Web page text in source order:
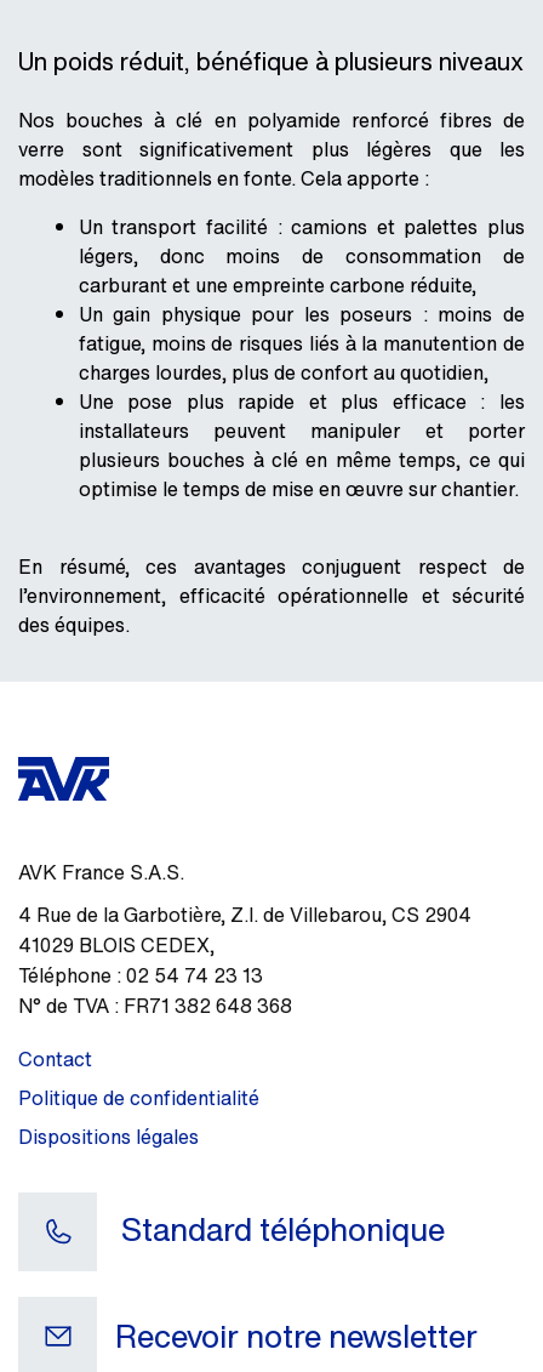
Un poids réduit, bénéfique à plusieurs niveaux
Nos bouches à clé en polyamide renforcé fibres de
verre sont significativement plus légères que les
modèles traditionnels en fonte. Cela apporte :
Untransport facilité: camions et palettes plus
légers, donc moins de consommation de
carburant et une empreinte carbone réduite,
Ungain physique pour les poseurs : moins de
fatigue, moins de risques liés à la manutention de
charges lourdes, plus de confort au quotidien,
Une pose plus rapide et plus efficace: les
installateurs peuvent manipuler et porter
plusieurs bouches à clé en même temps, ce qui
optimise le temps de mise en œuvre sur chantier.
En résumé, ces avantages conjuguent respect de
l’environnement, efficacité opérationnelle et sécurité
des équipes.
AVK France S.A.S.
4 Rue de la Garbotière, Z.I. de Villebarou, CS 2904
41029 BLOIS CEDEX,
Téléphone :02 54 74 23 13
N° de TVA : FR71 382 648 368
Contact
Politique de confidentialité
Dispositions légales
Standard téléphonique
Recevoir notre newsletter